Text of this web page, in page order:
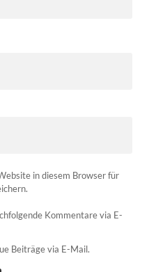
in diesem Browser für
Kommentare via E-
Beiträge via E-Mail.